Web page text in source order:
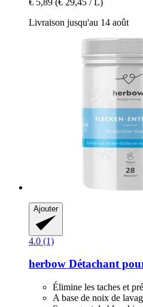
Livraison jusqu'au 14 août
Ajouter
4.0 (1)
herbow Détachant
Élimine les taches et
A base de noix de